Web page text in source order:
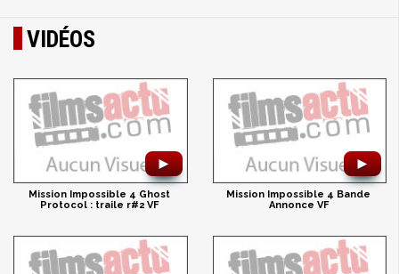
VIDÉOS
►
Mission Impossible 4 Ghost
Protocol : traile r#2 VF
►
Mission Impossible 4 Bande
Annonce VF